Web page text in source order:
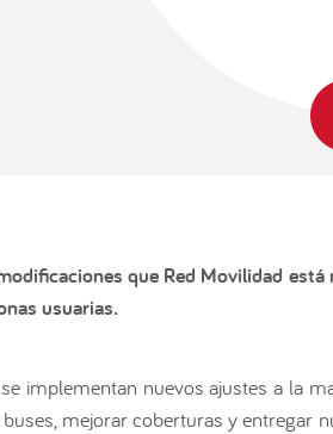
que Red Movilidad
usuarias.
implementan nuevos ajustes a la
mejorar coberturas y entregar